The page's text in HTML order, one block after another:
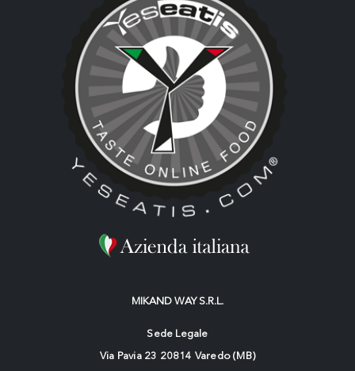
MIKAND WAY S.R.L.
Sede Legale
Via Pavia 23 20814 Varedo (MB)